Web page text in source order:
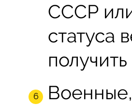
СССР
статуса